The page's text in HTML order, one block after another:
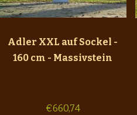
Adler XXL auf Sockel -
160 cm - Massivstein
€660,74